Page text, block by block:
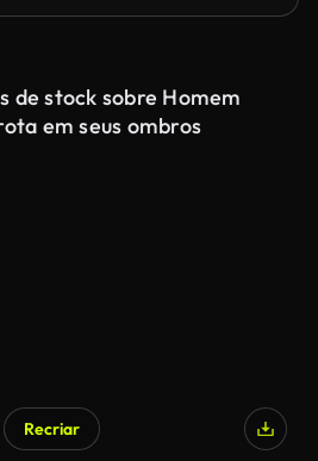
de stock sobre Homem
em seus ombros
Recriar